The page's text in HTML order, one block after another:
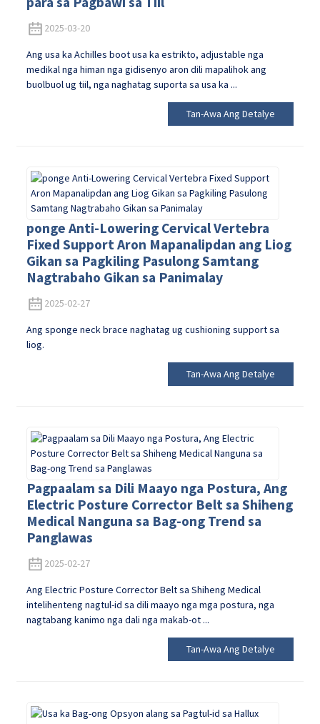
2025-03-20
Ang usa ka Achilles boot usa ka estrikto, adjustable nga
medikal nga himan nga gidisenyo aron dili mapalihok ang
buolbuol ug tiil, nga naghatag suporta sa usa ka ...
Tan-Awa Ang Detalye
ponge Anti-Lowering Cervical Vertebra
Fixed Support Aron Mapanalipdan ang Liog
Gikan sa Pagkiling Pasulong Samtang
Nagtrabaho Gikan sa Panimalay
2025-02-27
Ang sponge neck brace naghatag ug cushioning support sa
liog.
Tan-Awa Ang Detalye
Pagpaalam sa Dili Maayo nga Postura, Ang
Electric Posture Corrector Belt sa Shiheng
Medical Nanguna sa Bag-ong Trend sa
Panglawas
2025-02-27
Ang Electric Posture Corrector Belt sa Shiheng Medical
intelihenteng nagtul-id sa dili maayo nga mga postura, nga
nagtabang kanimo nga dali nga makab-ot ...
Tan-Awa Ang Detalye